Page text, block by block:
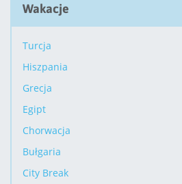
Wakacje
Turcja
Hiszpania
Grecja
Egipt
Chorwacja
Bułgaria
City Break